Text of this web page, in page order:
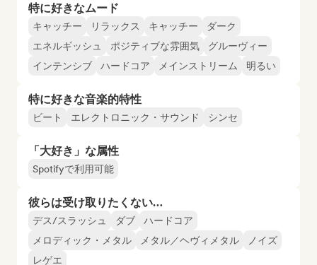
特に好きなムード
キャッチー リラックス キャッチー
ダーク
エネルギッシュ
ポジティブな雰囲気
グルーヴィー
インテンシブ
ハードコア メインストリーム 明るい
特に好きな音楽的特性
ビート エレクトロニック・サウンド シンセ
「大好き」な属性
Spotifyで利用可能
彼らは受け取りたくない…
デス/スラッシュ ダブ
ハードコア
メロディック・メタル
メタル／ヘヴィメタル
ノイズ
レゲエ